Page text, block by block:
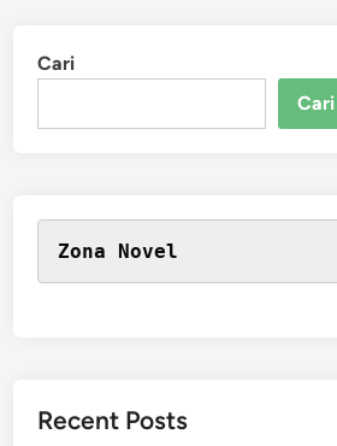
Cari
Cari
Zona Novel
Recent Posts